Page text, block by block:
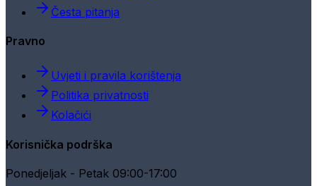
Česta pitanja
Pravno
Uvjeti i pravila korištenja
Politika privatnosti
Kolačići
Korisnička podrška
Ponedjeljak - Petak 09:00-17:00